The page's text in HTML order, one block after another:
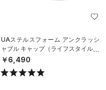
UAステルスフォーム アンクラッシ
ャブル キャップ（ライフスタイル/U
NISEX）
￥6,490